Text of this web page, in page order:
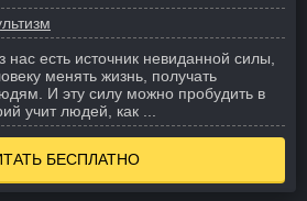
нас есть источник невиданной силы,
менять жизнь, получать
И эту силу можно пробудить в
учит людей, как ...
БЕСПЛАТНО